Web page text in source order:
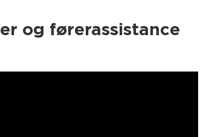
og førerassistance